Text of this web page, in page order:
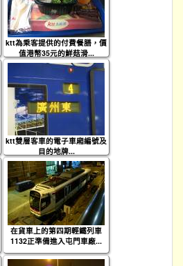
ktt為乘客提供的付費餐膳，價
值港幣35元的鮮菇滑...
ktt雙層客車的電子車廂編號及
目的地牌...
在貨車上的第四期輕鐵列車
1132正準備進入屯門車廠...